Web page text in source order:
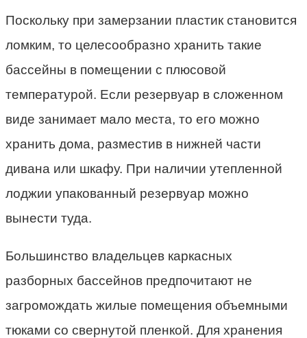
Поскольку при замерзании пластик становится
ломким, то целесообразно хранить такие
бассейны в помещении с плюсовой
температурой. Если резервуар в сложенном
виде занимает мало места, то его можно
хранить дома, разместив в нижней части
дивана или шкафу. При наличии утепленной
лоджии упакованный резервуар можно
вынести туда.
Большинство владельцев каркасных
разборных бассейнов предпочитают не
загромождать жилые помещения объемными
тюками со свернутой пленкой. Для хранения